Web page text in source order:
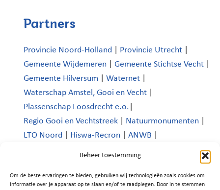
Beheer toestemming
Om de beste ervaringen te bieden, gebruiken wij technologieën zoals cookies om
informatie over je apparaat op te slaan en/of te raadplegen. Door in te stemmen
Partners
Provincie Noord-Holland Provincie Utrecht
Gemeente Wijdemeren
Gemeente Stichtse Vecht
Gemeente Hilversum
Waternet
Waterschap Amstel, Gooi en Vecht
Plassenschap Loosdrecht e.o.
Regio Gooi en Vechtstreek
Natuurmonumenten
LTO Noord
Hiswa-Recron ANWB
Platform Recreatie en Toerisme Wijdemeren|